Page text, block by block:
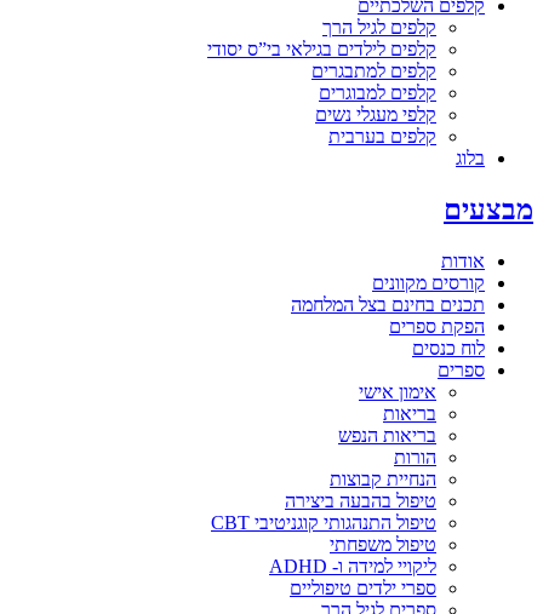
קלפים השלכתיים
קלפים לגיל הרך
קלפים לילדים בגילאי בי”ס יסודי
קלפים למתבגרים
קלפים למבוגרים
קלפי מעגלי נשים
קלפים בערבית
בלוג
מבצעים
אודות
קורסים מקוונים
תכנים בחינם בצל המלחמה
הפקת ספרים
לוח כנסים
ספרים
אימון אישי
בריאות
בריאות הנפש
הורות
הנחיית קבוצות
טיפול בהבעה ביצירה
טיפול התנהגותי קוגניטיבי CBT
טיפול משפחתי
ליקויי למידה ו- ADHD
ספרי ילדים טיפוליים
ספרים לגיל הרך